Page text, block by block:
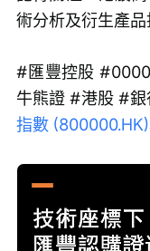
術分析及衍生產品
#匯豐控股
牛熊證 #港股 #
指數